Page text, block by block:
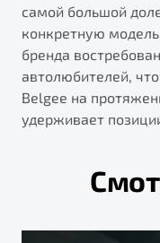
самой большой
конкретную
бренда
автолюбителей,
Belgee на
удерживает